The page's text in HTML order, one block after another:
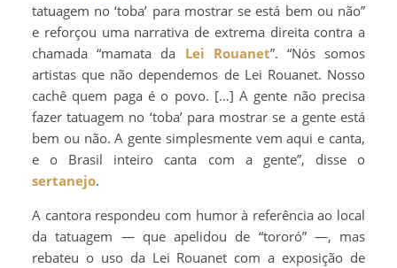
tatuagem no ‘toba’ para mostrar se está bem ou não”
e reforçou uma narrativa de extrema direita contra a
chamada “mamata da Lei Rouanet”. “Nós somos
artistas que não dependemos de Lei Rouanet. Nosso
cachê quem paga é o povo. […] A gente não precisa
fazer tatuagem no ‘toba’ para mostrar se a gente está
bem ou não. A gente simplesmente vem aqui e canta,
e o Brasil inteiro canta com a gente”, disse o
sertanejo.
A cantora respondeu com humor à referência ao local
da tatuagem — que apelidou de “tororó” —, mas
rebateu o uso da Lei Rouanet com a exposição de